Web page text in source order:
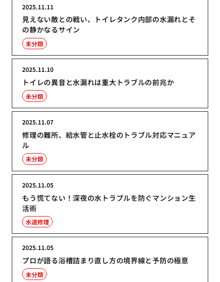
見えない敵との戦い、トイレタンク内部の水漏れとそ
の静かなるサイン
2025.11.11
未分類
トイレの異音と水漏れは重大トラブルの前兆か
2025.11.10
未分類
修理の難所、給水管と止水栓のトラブル対応マニュア
ル
2025.11.07
未分類
もう慌てない！深夜の水トラブルを防ぐマンション生
活術
2025.11.05
水道修理
プロが語る浴槽詰まり直し方の境界線と予防の極意
2025.11.05
未分類